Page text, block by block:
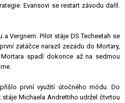
Evansovi se restart závodu dařil.
Vergnem. Pilot stáje DS Techeetah se
zatáčce narazil zezadu do Mortary,
spadl dokonce až na sedmou
první využití útočného módu. Do
Michaela Andrettiho udržel čtvrtou